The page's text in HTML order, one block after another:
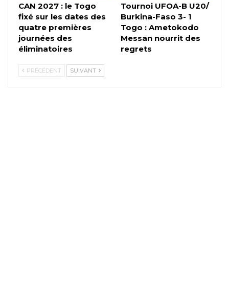
CAN 2027 : le Togo
fixé sur les dates des
quatre premières
journées des
éliminatoires
Tournoi UFOA-B U20/
Burkina-Faso 3- 1
Togo : Ametokodo
Messan nourrit des
regrets
PRÉCÉDENT SUIVANT